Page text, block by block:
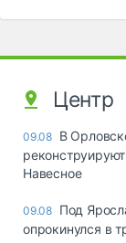
Центр
09.08 В
Навесное
09.08 Под
опрокинулся в